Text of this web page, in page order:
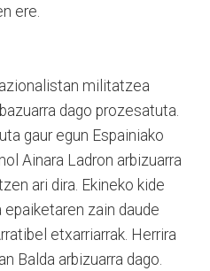
ere.
militatzea
dago prozesatuta.
gaur egun Espainiako
Ainara Ladron arbizuarra
ari dira. Ekineko kide
zain daude
etxarriarrak. Herrira
Balda arbizuarra dago.